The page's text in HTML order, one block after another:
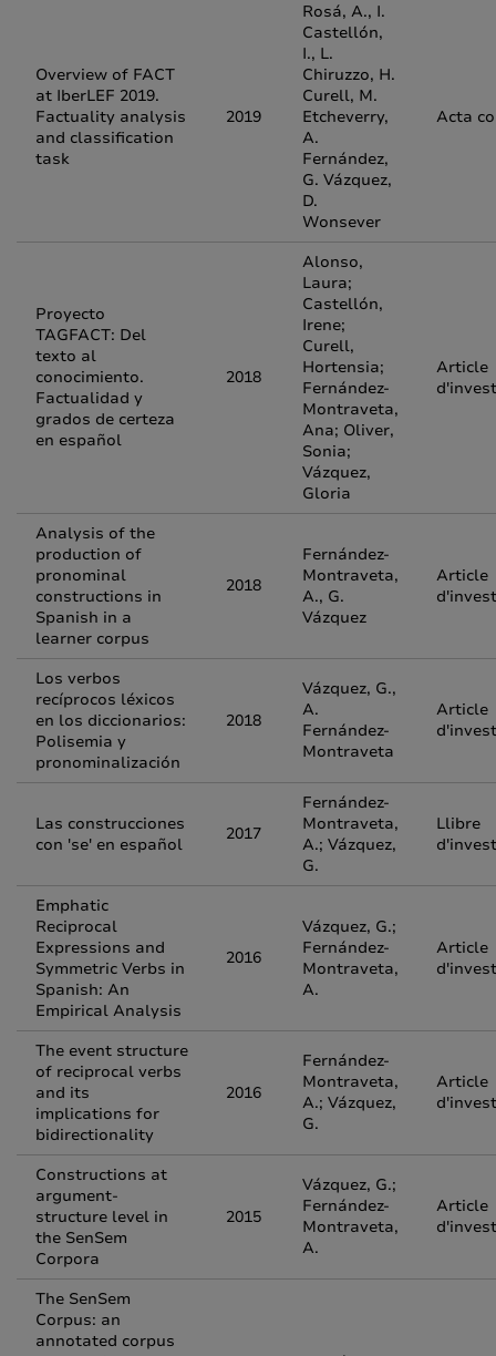
Overview of FACT
at IberLEF 2019.
Factuality analysis
and classification
task
2019
Rosá, A., I.
Castellón,
I., L.
Chiruzzo, H.
Curell, M.
Etcheverry,
A.
Fernández,
G. Vázquez,
D.
Wonsever
Acta
Proyecto
TAGFACT: Del
texto al
conocimiento.
Factualidad y
grados de certeza
en español
2018
Alonso,
Laura;
Castellón,
Irene;
Curell,
Hortensia;
Fernández-
Montraveta,
Ana; Oliver,
Sonia;
Vázquez,
Gloria
Article
Analysis of the
production of
pronominal
constructions in
Spanish in a
learner corpus
2018
Fernández-
Montraveta,
A., G.
Vázquez
Article
Los verbos
recíprocos léxicos
en los diccionarios:
Polisemia y
pronominalización
2018
Vázquez, G.,
A.
Fernández-
Montraveta
Article
Las construcciones
con 'se' en español
2017
Fernández-
Montraveta,
A.; Vázquez,
G.
Llibre
Emphatic
Reciprocal
Expressions and
Symmetric Verbs in
Spanish: An
Empirical Analysis
2016
Vázquez, G.;
Fernández-
Montraveta,
A.
Article
The event structure
of reciprocal verbs
and its
implications for
bidirectionality
2016
Fernández-
Montraveta,
A.; Vázquez,
G.
Article
Constructions at
argument-
structure level in
the SenSem
Corpora
2015
Vázquez, G.;
Fernández-
Montraveta,
A.
Article
The SenSem
Corpus: an
annotated corpus